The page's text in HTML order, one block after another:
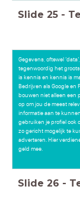
Slide 25 -
Gegevens, oftewel
tegenwoordig het
is kennis en kennis is
Bedrijven als Google en
bouwen niet alleen een
op om jou de meest
informatie aan te
gebruiken je profiel ook
zo gericht mogelijk te
adverteren. Hier
geld mee.
Slide 26 -